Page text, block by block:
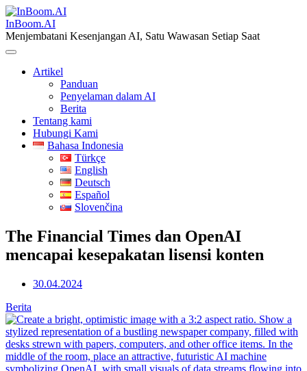
Skip
to
content
InBoom.AI
Menjembatani Kesenjangan AI, Satu Wawasan Setiap Saat
Artikel
Panduan
Penyelaman dalam AI
Berita
Tentang kami
Hubungi Kami
Bahasa Indonesia
Türkçe
English
Deutsch
Español
Slovenčina
The Financial Times dan OpenAI
mencapai kesepakatan lisensi konten
30.04.2024
Berita